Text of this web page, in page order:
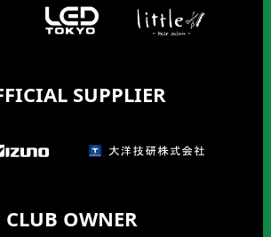
SUPPLIER
CLUB OWNER